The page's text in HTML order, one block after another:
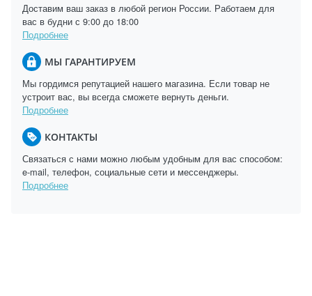
Доставим ваш заказ в любой регион России. Работаем для
вас в будни с 9:00 до 18:00
Подробнее
МЫ ГАРАНТИРУЕМ
Мы гордимся репутацией нашего магазина. Если товар не
устроит вас, вы всегда сможете вернуть деньги.
Подробнее
КОНТАКТЫ
Связаться с нами можно любым удобным для вас способом:
e-mail, телефон, социальные сети и мессенджеры.
Подробнее